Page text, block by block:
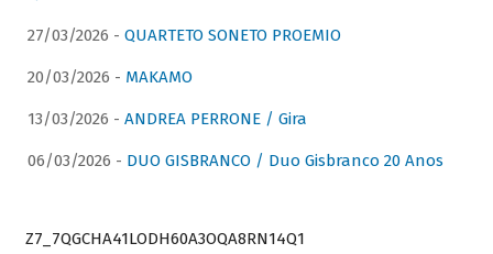
27/03/2026 - QUARTETO SONETO PROEMIO
20/03/2026 - MAKAMO
13/03/2026 - ANDREA PERRONE / Gira
06/03/2026 - DUO GISBRANCO / Duo Gisbranco 20 Anos
Z7_7QGCHA41LODH60A3OQA8RN14Q1